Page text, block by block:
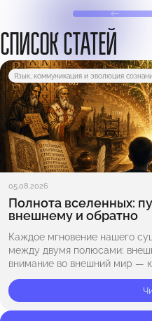
СПИСОК СТАТЕЙ
Язык, коммуникация и эволюция
05.08.2026
Полнота вселенных:
внешнему и обратно
Каждое мгновение нашего
между двумя полюсами:
внимание во внешний мир —
бескрайнему космосу, —